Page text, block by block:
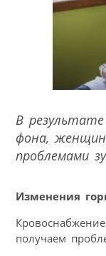
В результате
фона,
проблемами
Изменения
получаем